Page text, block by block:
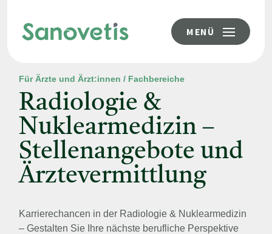
MENÜ
Für Ärzte und Ärzt:innen / Fachbereiche
Radiologie &
Nuklearmedizin –
Stellenangebote und
Ärztevermittlung
Karrierechancen in der Radiologie & Nuklearmedizin
– Gestalten Sie Ihre nächste berufliche Perspektive